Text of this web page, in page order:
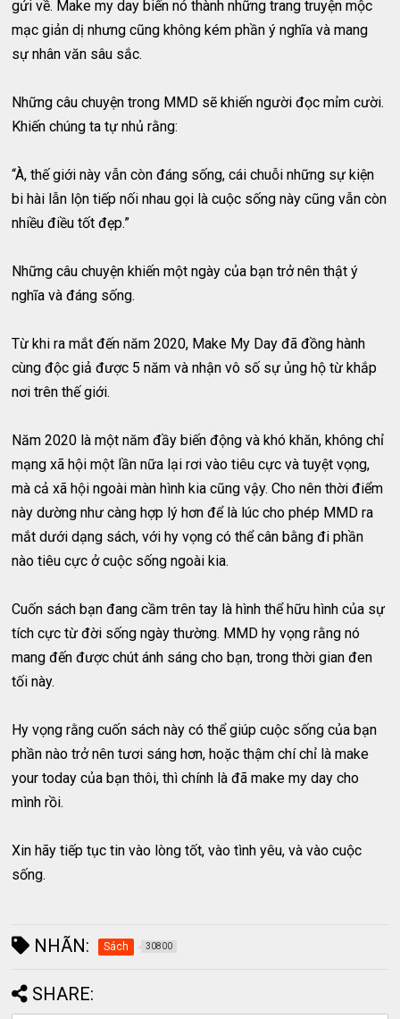
gửi về. Make my day biến nó thành những trang truyện mộc
mạc giản dị nhưng cũng không kém phần ý nghĩa và mang
sự nhân văn sâu sắc.
Những câu chuyện trong MMD sẽ khiến người đọc mỉm cười.
Khiến chúng ta tự nhủ rằng:
“À, thế giới này vẫn còn đáng sống, cái chuỗi những sự kiện
bi hài lẫn lộn tiếp nối nhau gọi là cuộc sống này cũng vẫn còn
nhiều điều tốt đẹp.”
Những câu chuyện khiến một ngày của bạn trở nên thật ý
nghĩa và đáng sống.
Từ khi ra mắt đến năm 2020, Make My Day đã đồng hành
cùng độc giả được 5 năm và nhận vô số sự ủng hộ từ khắp
nơi trên thế giới.
Năm 2020 là một năm đầy biến động và khó khăn, không chỉ
mạng xã hội một lần nữa lại rơi vào tiêu cực và tuyệt vọng,
mà cả xã hội ngoài màn hình kia cũng vậy. Cho nên thời điểm
này dường như càng hợp lý hơn để là lúc cho phép MMD ra
mắt dưới dạng sách, với hy vọng có thể cân bằng đi phần
nào tiêu cực ở cuộc sống ngoài kia.
Cuốn sách bạn đang cầm trên tay là hình thể hữu hình của sự
tích cực từ đời sống ngày thường. MMD hy vọng rằng nó
mang đến được chút ánh sáng cho bạn, trong thời gian đen
tối này.
Hy vọng rằng cuốn sách này có thể giúp cuộc sống của bạn
phần nào trở nên tươi sáng hơn, hoặc thậm chí chỉ là make
your today của bạn thôi, thì chính là đã make my day cho
mình rồi.
Xin hãy tiếp tục tin vào lòng tốt, vào tình yêu, và vào cuộc
sống.
NHÃN: Sách 30800
SHARE: